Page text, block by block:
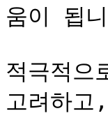
움이 됩
적극적
고려하